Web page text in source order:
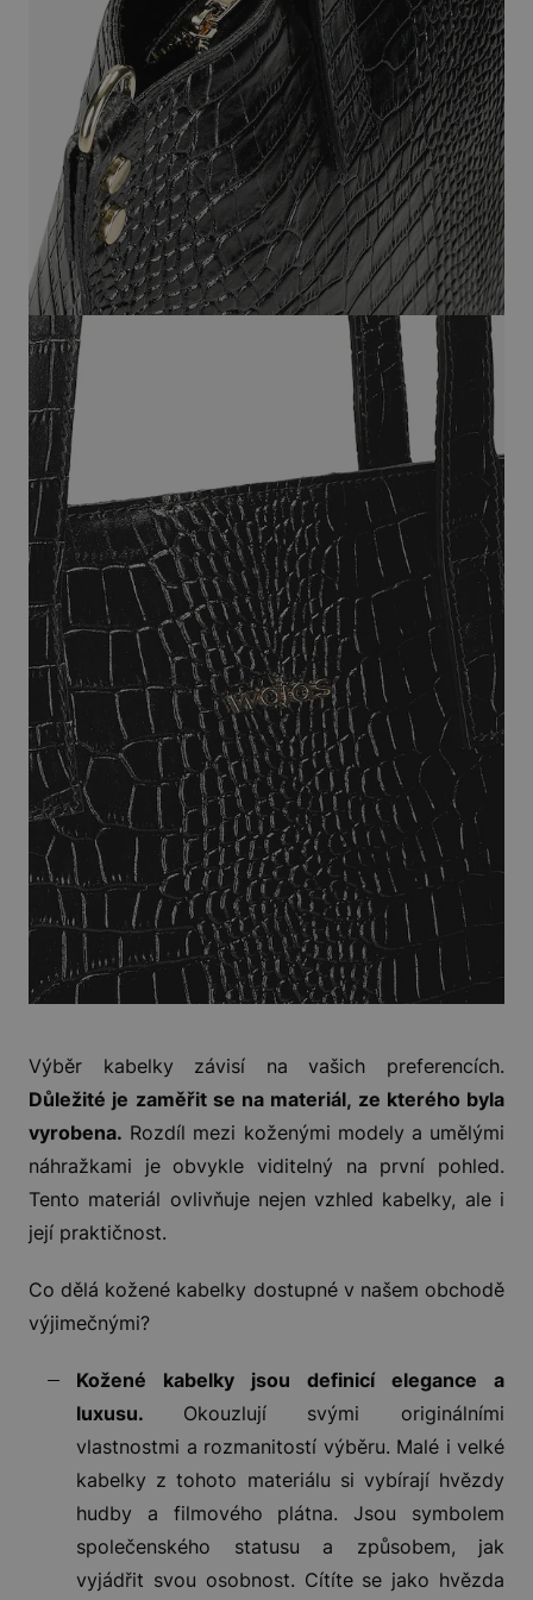
Výběr kabelky závisí na vašich preferencích.
Důležité je zaměřit se na materiál, ze kterého byla
vyrobena. Rozdíl mezi koženými modely a umělými
náhražkami je obvykle viditelný na první pohled.
Tento materiál ovlivňuje nejen vzhled kabelky, ale i
její praktičnost.
Co dělá kožené kabelky dostupné v našem obchodě
výjimečnými?
Kožené kabelky jsou definicí elegance a
luxusu. Okouzlují svými originálními
vlastnostmi a rozmanitostí výběru. Malé i velké
kabelky z tohoto materiálu si vybírají hvězdy
hudby a filmového plátna. Jsou symbolem
společenského statusu a způsobem, jak
vyjádřit svou osobnost. Cítíte se jako hvězda